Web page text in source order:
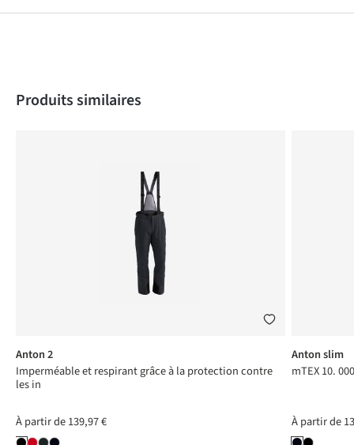
Produktgalerie überspringen
Produits similaires
Anton 2
Imperméable et respirant grâce à la protection contre
les in
À partir de139,97 €
Anton slim
mTEX 10.
À partir de